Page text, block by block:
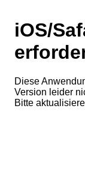
iOS/
Diese
Version leider
Bitte